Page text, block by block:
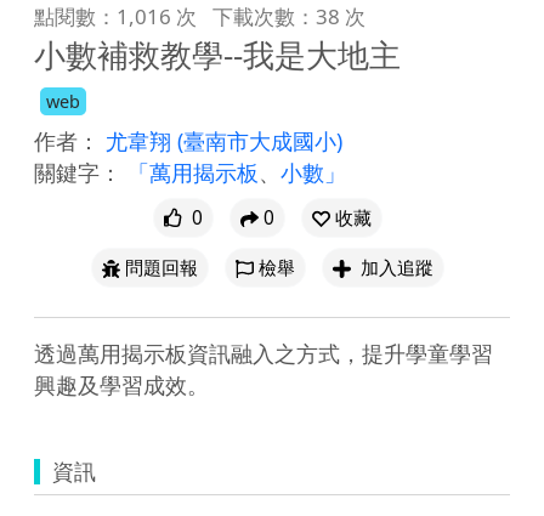
點閱數：1,016 次 下載次數：38 次
小數補救教學--我是大地主
web
作者： 尤韋翔 (臺南市大成國小)
關鍵字：
「萬用揭示板、 小數」
0 0
收藏
問題回報
檢舉 加入追蹤
透過萬用揭示板資訊融入之方式，提升學童學習
興趣及學習成效。
資訊